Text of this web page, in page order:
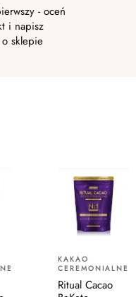
- oceń
i napisz
sklepie
KAKAO
CEREMONIALNE
Ritual Cacao